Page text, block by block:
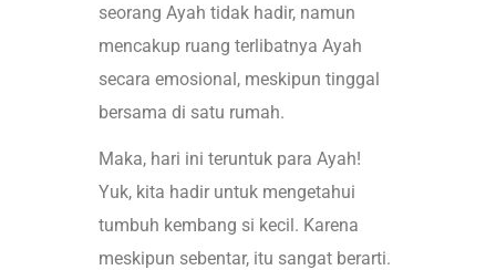
seorang Ayah tidak hadir, namun
mencakup ruang terlibatnya Ayah
secara emosional, meskipun tinggal
bersama di satu rumah.
Maka, hari ini teruntuk para Ayah!
Yuk, kita hadir untuk mengetahui
tumbuh kembang si kecil. Karena
meskipun sebentar, itu sangat berarti.